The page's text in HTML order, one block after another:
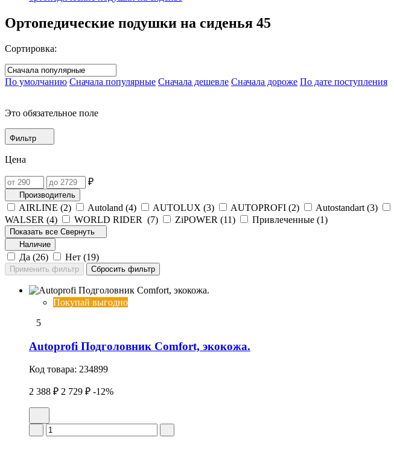
Ортопедические подушки на сиденья 45
Сортировка:
По умолчанию Сначала популярные Сначала дешевле Сначала дороже По дате поступления
Это обязательное поле
Фильтр
Цена
₽
Производитель
AIRLINE (2) Autoland (4) AUTOLUX (3) AUTOPROFI (2) Autostandart (3)
WALSER (4) WORLD RIDER (7) ZiPOWER (11) Привлеченные (1)
Показать все Свернуть
Наличие
Да (26) Нет (19)
Покупай выгодно
5
Autoprofi Подголовник Comfort, экокожа.
Код товара: 234899
2 388 ₽ 2 729 ₽ -12%